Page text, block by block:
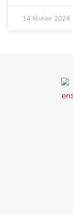
14 février 2024